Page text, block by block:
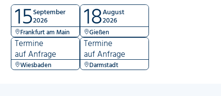
15September
2026
Frankfurt am Main 18August
2026
Gießen
Termine
auf Anfrage
Wiesbaden
Termine
auf Anfrage
Darmstadt